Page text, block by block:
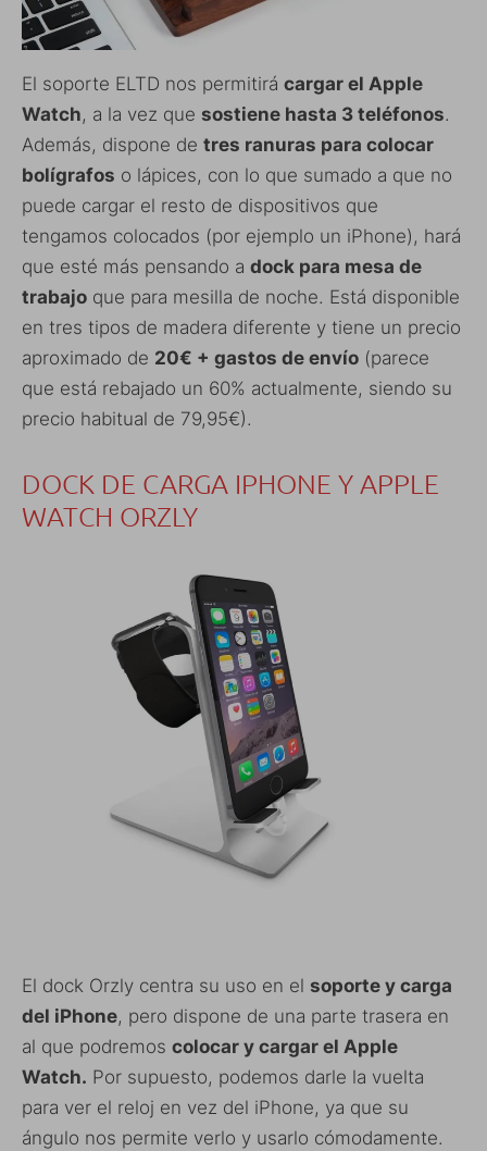
El soporte ELTD nos permitirá cargar el Apple
Watch, a la vez que sostiene hasta 3 teléfonos.
Además, dispone de tres ranuras para colocar
bolígrafos o lápices, con lo que sumado a que no
puede cargar el resto de dispositivos que
tengamos colocados (por ejemplo un iPhone), hará
que esté más pensando a dock para mesa de
trabajo que para mesilla de noche. Está disponible
en tres tipos de madera diferente y tiene un precio
aproximado de 20€ + gastos de envío (parece
que está rebajado un 60% actualmente, siendo su
precio habitual de 79,95€).
DOCK DE CARGA IPHONE Y APPLE
WATCH ORZLY
El dock Orzly centra su uso en el soporte y carga
del iPhone, pero dispone de una parte trasera en
al que podremos colocar y cargar el Apple
Watch. Por supuesto, podemos darle la vuelta
para ver el reloj en vez del iPhone, ya que su
ángulo nos permite verlo y usarlo cómodamente.